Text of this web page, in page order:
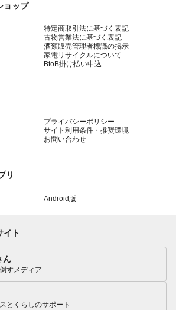
ョップ
特定商取引法に基づく表記
古物営業法に基づく表記
酒類販売管理者標識の掲示
家電リサイクルについて
BtoB掛け払い申込
プライバシーポリシー
サイト利用条件・推奨環境
お問い合わせ
リ
Android版
イト
ん
すメディア
とくらしのサポート